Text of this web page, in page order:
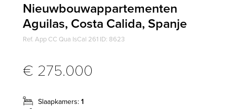
Nieuwbouwappartementen
Aguilas, Costa Calida, Spanje
Ref. App CC Qua IsCal 261 ID: 8623
€ 275.000
Slaapkamers: 1